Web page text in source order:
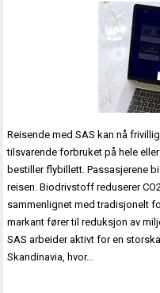
Reisende med SAS kan nå
tilsvarende forbruket på hele
bestiller flybillett. Passasjerene
reisen. Biodrivstoff reduserer
sammenlignet med tradisjonelt
markant fører til reduksjon av
SAS arbeider aktivt for en
Skandinavia, hvor…